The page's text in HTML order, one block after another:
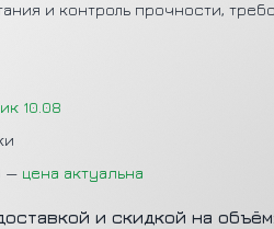
и контроль прочности,
10.08
— цена актуальна
и скидкой на объём: